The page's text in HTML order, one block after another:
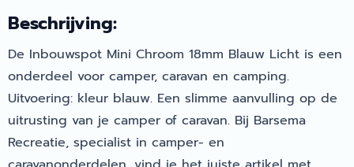
Beschrijving:
De Inbouwspot Mini Chroom 18mm Blauw Licht is een
onderdeel voor camper, caravan en camping.
Uitvoering: kleur blauw. Een slimme aanvulling op de
uitrusting van je camper of caravan. Bij Barsema
Recreatie, specialist in camper- en